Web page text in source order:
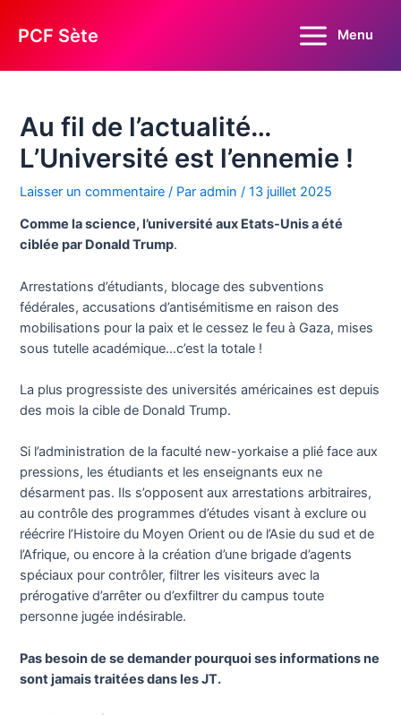
PCF Sète
Main
Menu
Au fil de l’actualité…
L’Université est l’ennemie !
Laisser un commentaire / Paradmin/13 juillet 2025
Comme la science, l’université aux Etats-Unis a été
ciblée par Donald Trump.
Arrestations d’étudiants, blocage des subventions
fédérales, accusations d’antisémitisme en raison des
mobilisations pour la paix et le cessez le feu à Gaza, mises
sous tutelle académique…c’est la totale !
La plus progressiste des universités américaines est depuis
des mois la cible de Donald Trump.
Si l’administration de la faculté new-yorkaise a plié face aux
pressions, les étudiants et les enseignants eux ne
désarment pas. Ils s’opposent aux arrestations arbitraires,
au contrôle des programmes d’études visant à exclure ou
réécrire l’Histoire du Moyen Orient ou de l’Asie du sud et de
l’Afrique, ou encore à la création d’une brigade d’agents
spéciaux pour contrôler, filtrer les visiteurs avec la
prérogative d’arrêter ou d’exfiltrer du campus toute
personne jugée indésirable.
Pas besoin de se demander pourquoi ses informations ne
sont jamais traitées dans les JT.